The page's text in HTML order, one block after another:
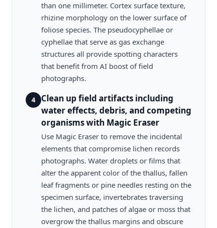
than one millimeter. Cortex surface texture,
rhizine morphology on the lower surface of
foliose species. The pseudocyphellae or
cyphellae that serve as gas exchange
structures all provide spotting characters
that benefit from AI boost of field
photographs.
4
Clean up field artifacts including
water effects, debris, and competing
organisms with Magic Eraser
Use Magic Eraser to remove the incidental
elements that compromise lichen records
photographs. Water droplets or films that
alter the apparent color of the thallus, fallen
leaf fragments or pine needles resting on the
specimen surface, invertebrates traversing
the lichen, and patches of algae or moss that
overgrow the thallus margins and obscure